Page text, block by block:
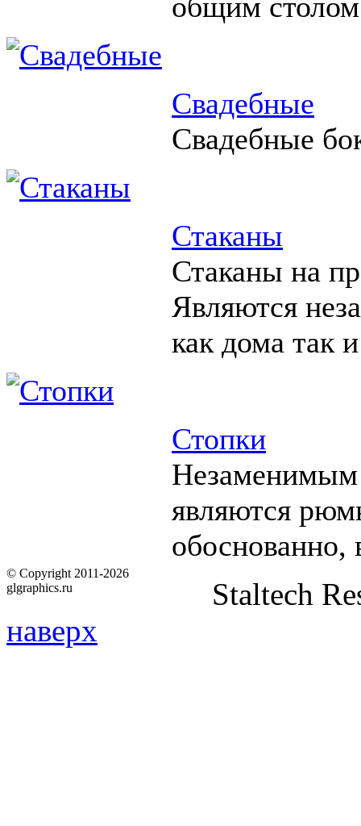
Свадебные
Свадебные
Стаканы
Стаканы на
Являются
как дома так
Стопки
Незаменимым
являются
обоснованно,
© Copyright 2011-2026
glgraphics.ru
Staltech
наверх